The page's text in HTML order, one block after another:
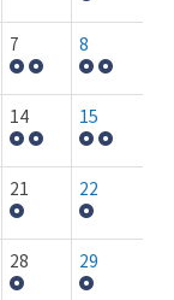
7 8
14 15
21 22
28 29